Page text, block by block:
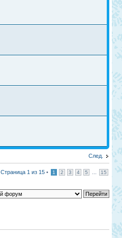
След.
Страница 1 из 15 • 1 2 3 4 5 15